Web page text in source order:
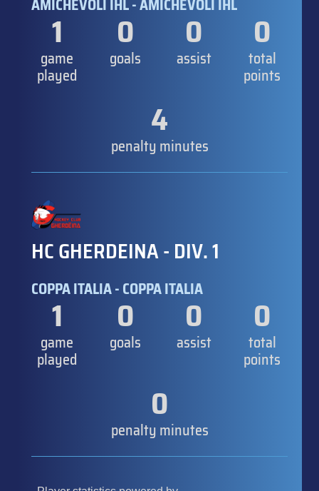
AMICHEVOLI IHL - AMICHEVOLI IHL
1
game
played
0
goals
0
assist
0
total
points
4
penalty minutes
HC GHERDEINA - DIV. 1
COPPA ITALIA - COPPA ITALIA
1
game
played
0
goals
0
assist
0
total
points
0
penalty minutes